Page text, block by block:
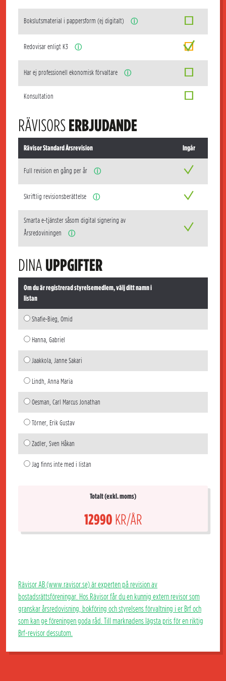
Bokslutsmaterial i pappersform (ej digitalt) ⓘ
Redovisar enligt K3 ⓘ
Har ej professionell ekonomisk förvaltare ⓘ
Konsultation
RÄVISORSERBJUDANDE
Rävisor Standard Årsrevision Ingår
Full revision en gång per år ⓘ
Skriftlig revisionsberättelse ⓘ
Smarta e-tjänster såsom digital signering av
Årsredoviningen
ⓘ
DINA UPPGIFTER
Om du är registrerad styrelsemedlem, välj ditt namn i
listan
Shafie-Bieg, Omid
Hanna, Gabriel
Jaakkola, Janne Sakari
Lindh, Anna Maria
Oesman, Carl Marcus Jonathan
Törner, Erik Gustav
Zadler, Sven Håkan
Jag finns inte med i listan
Totalt (exkl. moms)
12990 KR/ÅR
Rävisor AB (www.ravisor.se) är experten på revision av
bostadsrättsföreningar. Hos Rävisor får du en kunnig extern revisor som
granskar årsredovisning, bokföring och styrelsens förvaltning i er Brf och
som kan ge föreningen goda råd. Till marknadens lägsta pris för en riktig
Brf-revisor dessutom.